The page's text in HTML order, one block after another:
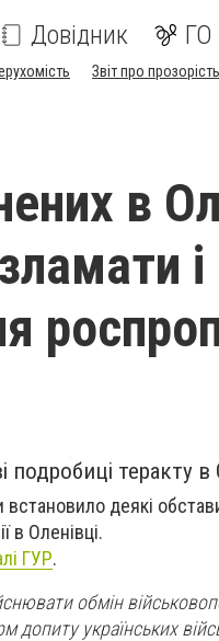
Довідник ГО
Звіт про
в
і
подробиці теракту в
встановило деякі
в Оленівці.
ГУР.
обмін
допиту українських